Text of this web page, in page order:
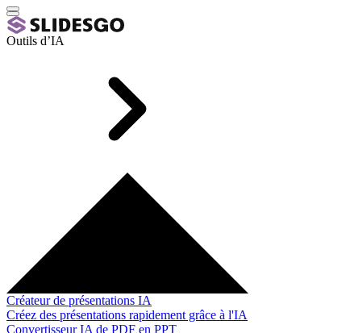
Outils d’IA
Créateur de présentations IA
Créez des présentations rapidement grâce à l'IA
Convertisseur IA de PDF en PPT